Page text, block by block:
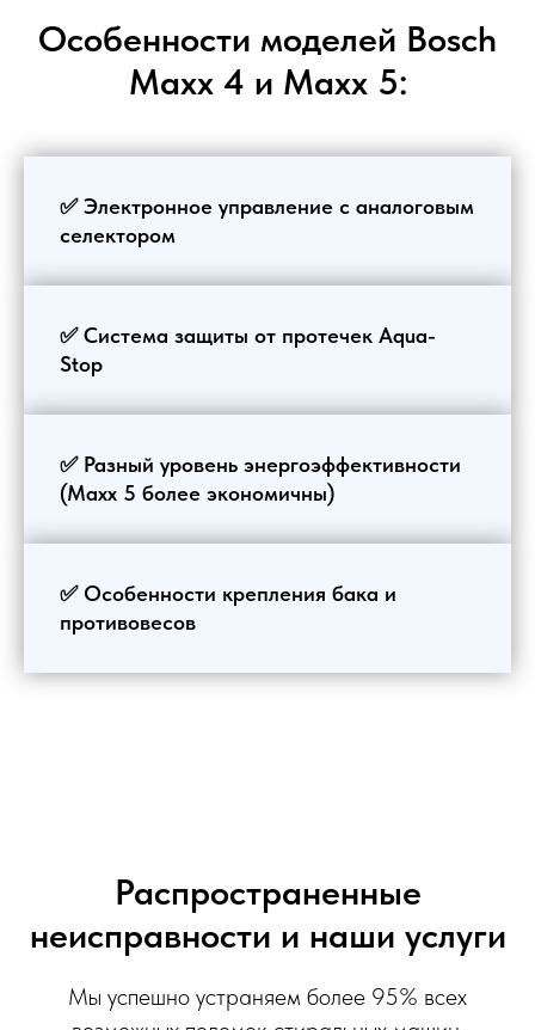
Особенности моделей Bosch
Maxx 4 и Maxx 5:
✅ Электронное управление с аналоговым
селектором
✅ Система защиты от протечек Aqua-
Stop
✅ Разный уровень энергоэффективности
(Maxx 5 более экономичны)
✅ Особенности крепления бака и
противовесов
Распространенные
неисправности и наши услуги
Мы успешно устраняем более 95% всех